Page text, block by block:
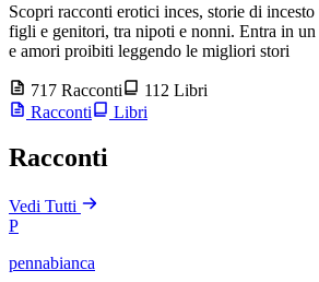
Scopri racconti erotici inces, storie di
figli e genitori, tra nipoti e nonni. Entra in
e amori proibiti leggendo le migliori stori
717 Racconti
112 Libri
Racconti
Libri
Racconti
Vedi Tutti
P
pennabianca